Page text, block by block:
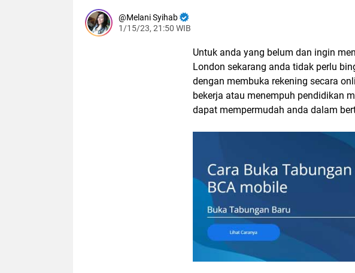
Melani Syihab
1/15/23, 21:50 WIB
Untuk anda yang belum dan ingin
London sekarang anda tidak perlu
dengan membuka rekening secara
bekerja atau menempuh pendidikan
dapat mempermudah anda dalam